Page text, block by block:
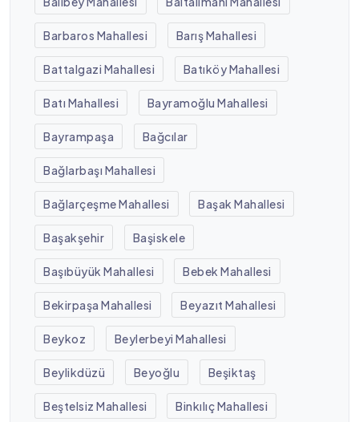
Barbaros Mahallesi Barış Mahallesi
Battalgazi Mahallesi Batıköy Mahallesi
Batı Mahallesi Bayramoğlu Mahallesi
Bayrampaşa Bağcılar
Bağlarbaşı Mahallesi
Bağlarçeşme Mahallesi Başak Mahallesi
Başakşehir Başiskele
Başıbüyük Mahallesi Bebek Mahallesi
Bekirpaşa Mahallesi Beyazıt Mahallesi
Beykoz Beylerbeyi Mahallesi
Beylikdüzü Beyoğlu Beşiktaş
Beştelsiz Mahallesi Binkılıç Mahallesi